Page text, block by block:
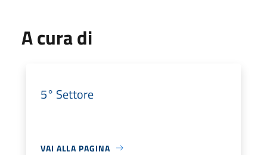
A cura di
5° Settore
VAI ALLA PAGINA